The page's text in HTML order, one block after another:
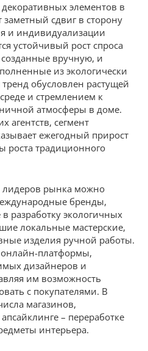
элементов в
заметный сдвиг в сторону
и индивидуализации
устойчивый рост спроса
вручную, и
из экологически
обусловлен растущей
и стремлением к
атмосферы в доме.
агентств, сегмент
ежегодный прирост
роста традиционного
лидеров рынка можно
бренды,
разработку экологичных
локальные мастерские,
изделия ручной работы.
платформы,
дизайнеров и
им возможность
с покупателями. В
магазинов,
– переработке
интерьера.